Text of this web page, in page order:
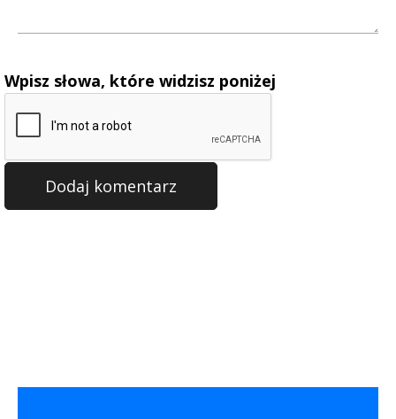
Wpisz słowa, które widzisz poniżej